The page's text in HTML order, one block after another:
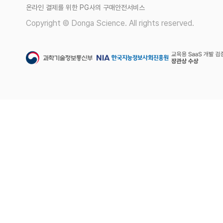
온라인 결제를 위한 PG사의 구매안전서비스
Copyright © Donga Science. All rights reserved.